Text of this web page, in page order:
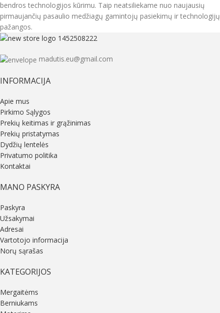
bendros technologijos kūrimu. Taip neatsiliekame nuo naujausių
pirmaujančių pasaulio medžiagų gamintojų pasiekimų ir technologijų
pažangos.
madutis.eu@gmail.com
INFORMACIJA
Apie mus
Pirkimo Sąlygos
Prekių keitimas ir grąžinimas
Prekių pristatymas
Dydžių lentelės
Privatumo politika
Kontaktai
MANO PASKYRA
Paskyra
Užsakymai
Adresai
Vartotojo informacija
Norų sąrašas
KATEGORIJOS
Mergaitėms
Berniukams